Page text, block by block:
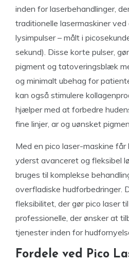
inden for laserbehandlinger,
traditionelle lasermaskiner
lysimpulser – målt i
sekund). Disse korte pulser,
pigment og tatoveringsblæk
og minimalt ubehag for
kan også stimulere
hjælper med at forbedre
fine linjer, ar og uønsket
Med en pico laser-maskine får
yderst avanceret og fleksibel
bruges til komplekse
overfladiske hudforbedringer.
fleksibilitet, der gør pico laser
professionelle, der ønsker at
tjenester inden for
Fordele ved Pico